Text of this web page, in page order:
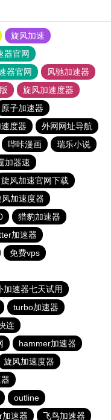
旋风加速
器官网
器官网
风驰加速器
旋风加速度器
原子加速器
度器
外网网址导航
哔咔漫画
瑞乐小说
加器速
旋风加速官网下载
风加速度器
猎豹加速器
加速器
免费vps
加速器七天试用
turbo加速器
连
hammer加速器
旋风加速度器
outline
速器 飞鸟加速器